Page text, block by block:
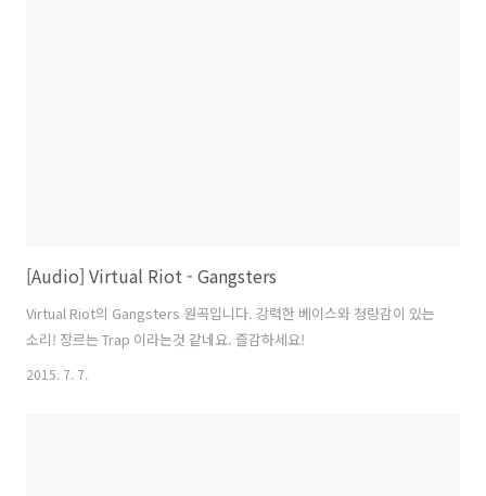
[Audio] Virtual Riot - Gangsters
Virtual Riot의 Gangsters 원곡입니다. 강력한 베이스와 청량감이 있는
소리! 장르는 Trap 이라는것 같네요. 즐감하세요!
2015. 7. 7.